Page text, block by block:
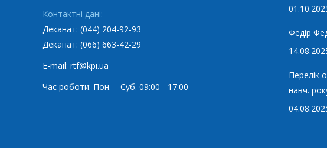
Контактні дані:
Деканат: (044) 204-92-93
Деканат: (066) 663-42-29
E-mail: rtf@kpi.ua
Час роботи: Пон. – Суб. 09:00 - 17:00
Федір
Перелік
навч.